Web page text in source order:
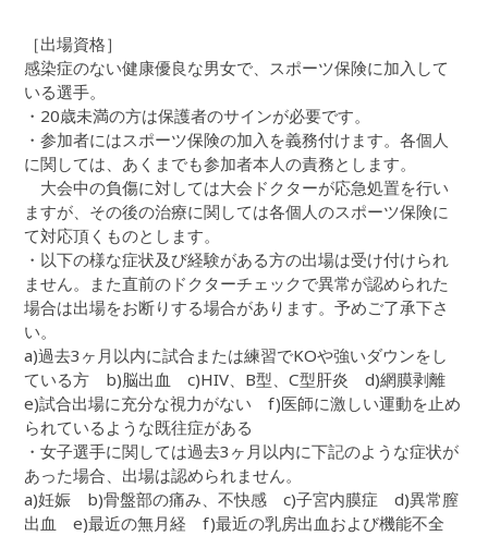
［出場資格］
感染症のない健康優良な男女で、スポーツ保険に加入して
いる選手。
・20歳未満の方は保護者のサインが必要です。
・参加者にはスポーツ保険の加入を義務付けます。各個人
に関しては、あくまでも参加者本人の責務とします。
大会中の負傷に対しては大会ドクターが応急処置を行い
ますが、その後の治療に関しては各個人のスポーツ保険に
て対応頂くものとします。
・以下の様な症状及び経験がある方の出場は受け付けられ
ません。また直前のドクターチェックで異常が認められた
場合は出場をお断りする場合があります。予めご了承下さ
い。
a)過去3ヶ月以内に試合または練習でKOや強いダウンをし
ている方 b)脳出血 c)HIV、B型、C型肝炎 d)網膜剥離
e)試合出場に充分な視力がない f)医師に激しい運動を止め
られているような既往症がある
・女子選手に関しては過去3ヶ月以内に下記のような症状が
あった場合、出場は認められません。
a)妊娠 b)骨盤部の痛み、不快感 c)子宮内膜症 d)異常膣
出血 e)最近の無月経 f)最近の乳房出血および機能不全